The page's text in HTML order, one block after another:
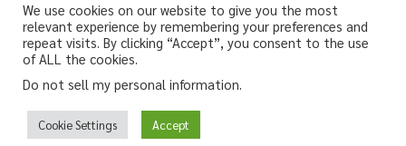
fri-for.no
Glutenfri, melkefri og andre «fri for» oppskrifter
Glutenfree, lactosefree and other “free from” recipes
We use cookies on our website to give you the most
relevant experience by remembering your preferences and
repeat visits. By clicking “Accept”, you consent to the use
of ALL the cookies.
Do not sell my personal information.
Cookie Settings Accept